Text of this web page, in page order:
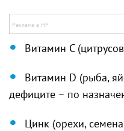
Витамин C
Витамин D (рыба,
дефиците – по
Цинк (орехи,